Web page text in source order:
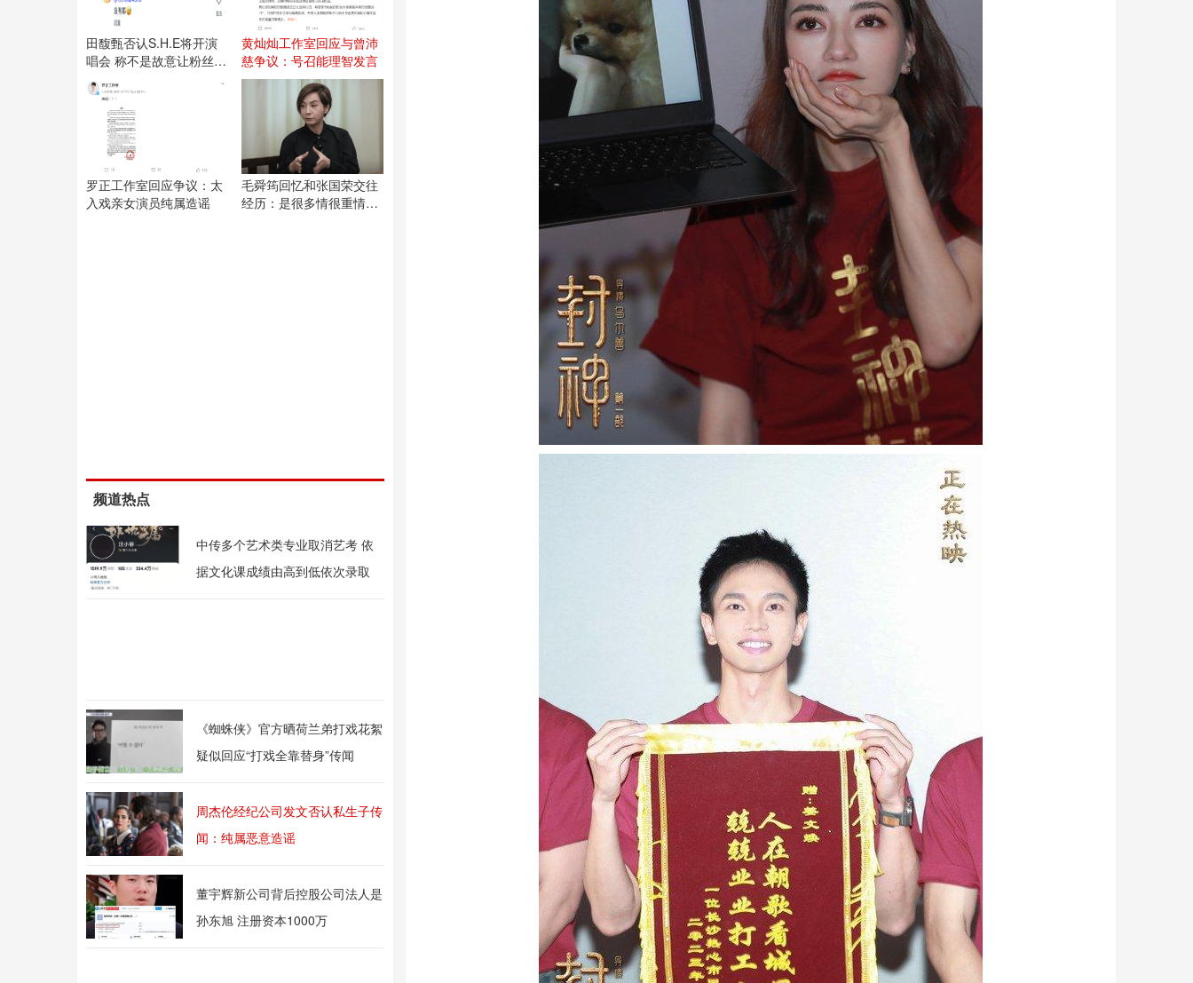
田馥甄否认S.H.E将开演
唱会 称不是故意让粉丝失
望
黄灿灿工作室回应与曾沛
慈争议：号召能理智发言
罗正工作室回应争议：太
入戏亲女演员纯属造谣
毛舜筠回忆和张国荣交往
经历：是很多情很重情的
频道热点
中传多个艺术类专业取消艺考 依
据文化课成绩由高到低依次录取
《蜘蛛侠》官方晒荷兰弟打戏花絮
疑似回应“打戏全靠替身”传闻
周杰伦经纪公司发文否认私生子传
闻：纯属恶意造谣
董宇辉新公司背后控股公司法人是
孙东旭 注册资本1000万